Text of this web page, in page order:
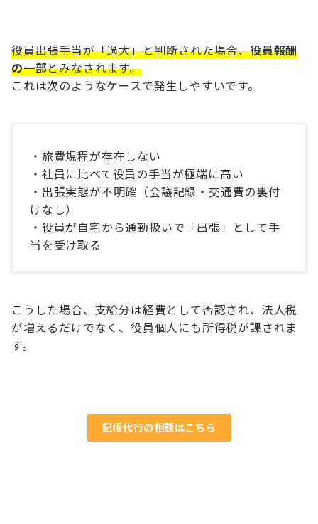
役員出張手当が「過大」と判断された場合、役員報酬
の一部とみなされます。
これは次のようなケースで発生しやすいです。
・旅費規程が存在しない
・社員に比べて役員の手当が極端に高い
・出張実態が不明確（会議記録・交通費の裏付
けなし）
・役員が自宅から通勤扱いで「出張」として手
当を受け取る
こうした場合、支給分は経費として否認され、法人税
が増えるだけでなく、役員個人にも所得税が課されま
す。
記帳代行の相談はこちら